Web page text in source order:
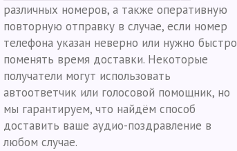
различных номеров, а также оперативную
повторную отправку в случае, если номер
телефона указан неверно или нужно быстро
поменять время доставки. Некоторые
получатели могут использовать
автоответчик или голосовой помощник, но
мы гарантируем, что найдём способ
доставить ваше аудио-поздравление в
любом случае.